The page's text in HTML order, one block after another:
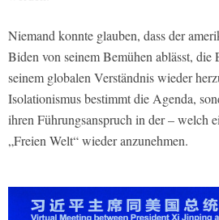
Niemand konnte glauben, dass der
Biden von seinem Bemühen ablässt, die
seinem globalen Verständnis wieder
Isolationismus bestimmt die Agenda,
ihren Führungsanspruch in der – welch
„Freien Welt“ wieder anzunehmen.